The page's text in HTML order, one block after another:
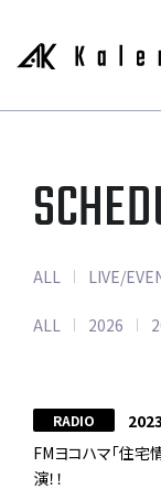
ALL LIVE/
ALL 2026
RADIO
FMヨコハマ「住
演！！